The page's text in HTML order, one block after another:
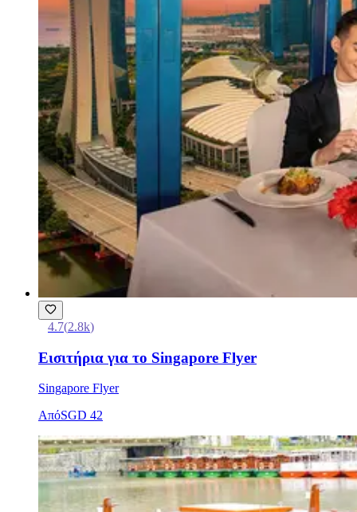
4.7(2.8k)
Εισιτήρια για το Singapore Flyer
Singapore Flyer
ΑπόSGD 42